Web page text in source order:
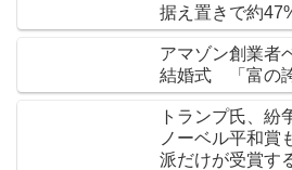
据え置きで約
アマゾン創業者
結婚式 「富の
トランプ氏、紛
ノーベル平和
派だけが受賞す